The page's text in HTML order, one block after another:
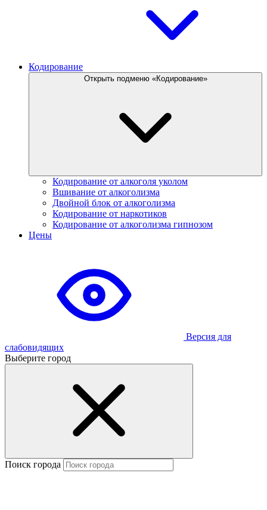
Кодирование
Открыть подменю «Кодирование»
Кодирование от алкоголя уколом
Вшивание от алкоголизма
Двойной блок от алкоголизма
Кодирование от наркотиков
Кодирование от алкоголизма гипнозом
Цены
Версия для
слабовидящих
Выберите город
Поиск города